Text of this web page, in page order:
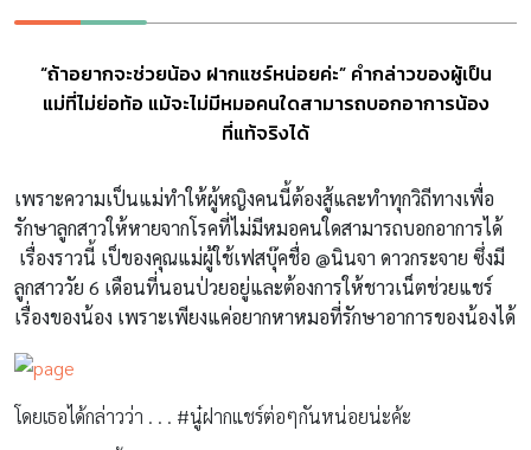
“ถ้าอยากจะช่วยน้อง ฝากแชร์หน่อยค่ะ” คำกล่าวของผู้เป็น
แม่ที่ไม่ย่อท้อ แม้จะไม่มีหมอคนใดสามารถบอกอาการน้อง
ที่แท้จริงได้
เพราะความเป็นแม่ทำให้ผู้หญิงคนนี้ต้องสู้และทำทุกวิถีทางเพื่อ
รักษาลูกสาวให้หายจากโรคที่ไม่มีหมอคนใดสามารถบอกอาการได้
เรื่องราวนี้ เป็ของคุณแม่ผู้ใช้เฟสบุ๊คชื่อ @นินจา ดาวกระจาย ซึ่งมี
ลูกสาววัย 6 เดือนที่นอนป่วยอยู่และต้องการให้ชาวเน็ตช่วยแชร์
เรื่องของน้อง เพราะเพียงแค่อยากหาหมอที่รักษาอาการของน้องได้
โดยเธอได้กล่าวว่า . . . #นู๋ฝากแชร์ต่อๆกันหน่อยน่ะค้ะ